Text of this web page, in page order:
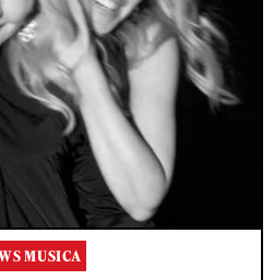
MUSICA